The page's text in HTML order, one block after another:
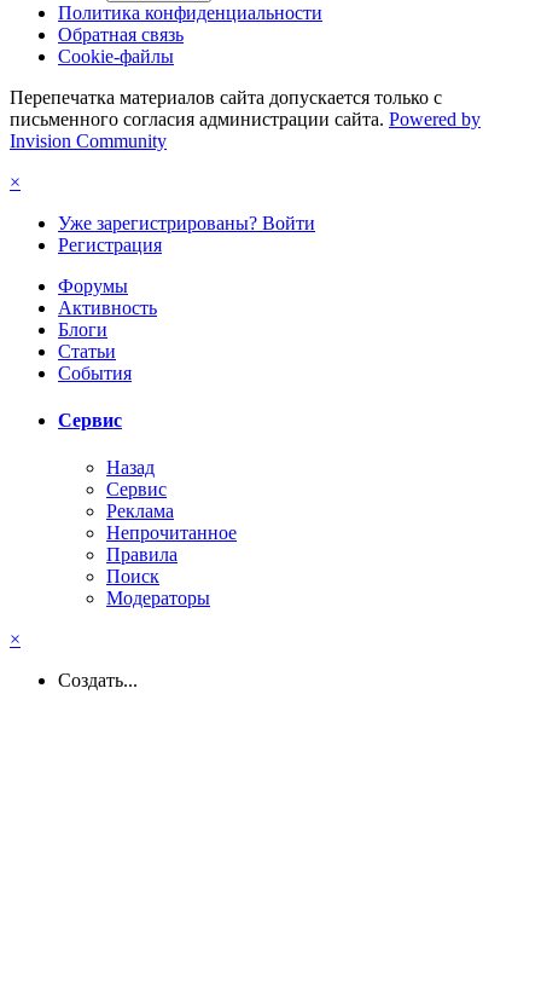
Политика конфиденциальности
Обратная связь
Cookie-файлы
Перепечатка материалов сайта допускается только с
письменного согласия администрации сайта. Powered by
Invision Community
×
Уже зарегистрированы? Войти
Регистрация
Форумы
Активность
Блоги
Статьи
События
Сервис
Назад
Сервис
Реклама
Непрочитанное
Правила
Поиск
Модераторы
×
Создать...